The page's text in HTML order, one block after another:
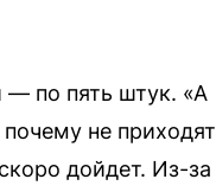
— по пять штук. «А
не приходят
дойдет. Из-за